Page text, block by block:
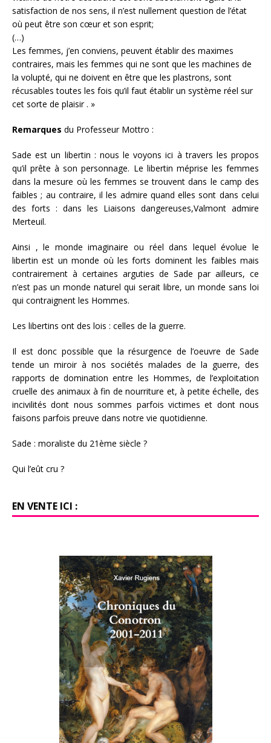
satisfaction de nos sens, il n’est nullement question de l’état
où peut être son cœur et son esprit;
(…)
Les femmes, j’en conviens, peuvent établir des maximes
contraires, mais les femmes qui ne sont que les machines de
la volupté, qui ne doivent en être que les plastrons, sont
récusables toutes les fois qu’il faut établir un système réel sur
cet sorte de plaisir . »
Remarques du Professeur Mottro :
Sade est un libertin : nous le voyons ici à travers les propos
qu’il prête à son personnage. Le libertin méprise les femmes
dans la mesure où les femmes se trouvent dans le camp des
faibles ; au contraire, il les admire quand elles sont dans celui
des forts : dans les Liaisons dangereuses,Valmont admire
Merteuil.
Ainsi , le monde imaginaire ou réel dans lequel évolue le
libertin est un monde où les forts dominent les faibles mais
contrairement à certaines arguties de Sade par ailleurs, ce
n’est pas un monde naturel qui serait libre, un monde sans loi
qui contraignent les Hommes.
Les libertins ont des lois : celles de la guerre.
Il est donc possible que la résurgence de l’oeuvre de Sade
tende un miroir à nos sociétés malades de la guerre, des
rapports de domination entre les Hommes, de l’exploitation
cruelle des animaux à fin de nourriture et, à petite échelle, des
incivilités dont nous sommes parfois victimes et dont nous
faisons parfois preuve dans notre vie quotidienne.
Sade : moraliste du 21ème siècle ?
Qui l’eût cru ?
EN VENTE ICI :